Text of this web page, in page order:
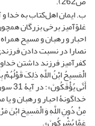
ب. ایمان اهل‌کتاب به خدا
غلوّآمیز برخی بزرگان
نصارا در نسبت دادن
کفرآمیز فرزند داشتن
الْمَسِیحُ ابْنُ اللَّهِ ذلِکَ
أَنَّى
خداگونۀ احبار و رهبان و
مِنْ دُونِ اللَّهِ وَ الْمَسِیحَ ابْنَ
عَمَّا یُشْرِکُونَ‌».